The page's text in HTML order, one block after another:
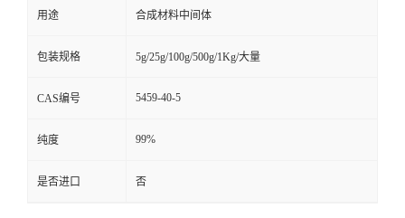
用途 合成材料中间体
包装规格 5g/25g/100g/500g/1Kg/大量
CAS编号 5459-40-5
纯度 99%
是否进口 否